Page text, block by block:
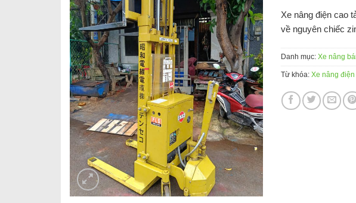
Xe nâng điện cao
về nguyên chiếc
Danh mục: Xe nâng
Từ khóa: Xe nâng